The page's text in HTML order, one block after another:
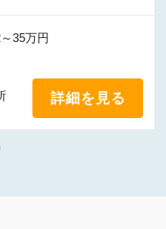
～80万円
詳細を見る